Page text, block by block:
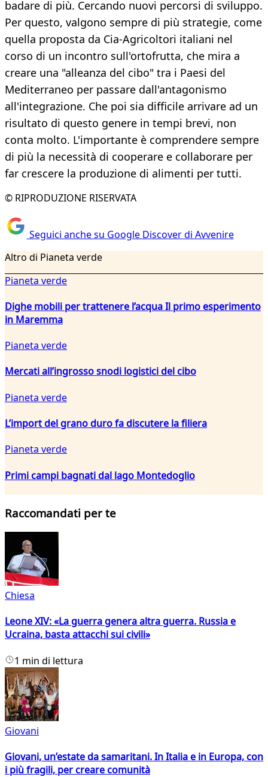
badare di più. Cercando nuovi percorsi di sviluppo.
Per questo, valgono sempre di più strategie, come
quella proposta da Cia-Agricoltori italiani nel
corso di un incontro sull'ortofrutta, che mira a
creare una "alleanza del cibo" tra i Paesi del
Mediterraneo per passare dall'antagonismo
all'integrazione. Che poi sia difficile arrivare ad un
risultato di questo genere in tempi brevi, non
conta molto. L'importante è comprendere sempre
di più la necessità di cooperare e collaborare per
far crescere la produzione di alimenti per tutti.
© RIPRODUZIONE RISERVATA
Seguici anche su Google Discover di Avvenire
Altro di Pianeta verde
Pianeta verde
Dighe mobili per trattenere l’acqua Il primo esperimento
in Maremma
Pianeta verde
Mercati all’ingrosso snodi logistici del cibo
Pianeta verde
L’import del grano duro fa discutere la filiera
Pianeta verde
Primi campi bagnati dal lago Montedoglio
Raccomandati per te
Chiesa
Leone XIV: «La guerra genera altra guerra. Russia e
Ucraina, basta attacchi sui civili»
1 min di lettura
Giovani
Giovani, un’estate da samaritani. In Italia e in Europa, con
i più fragili, per creare comunità